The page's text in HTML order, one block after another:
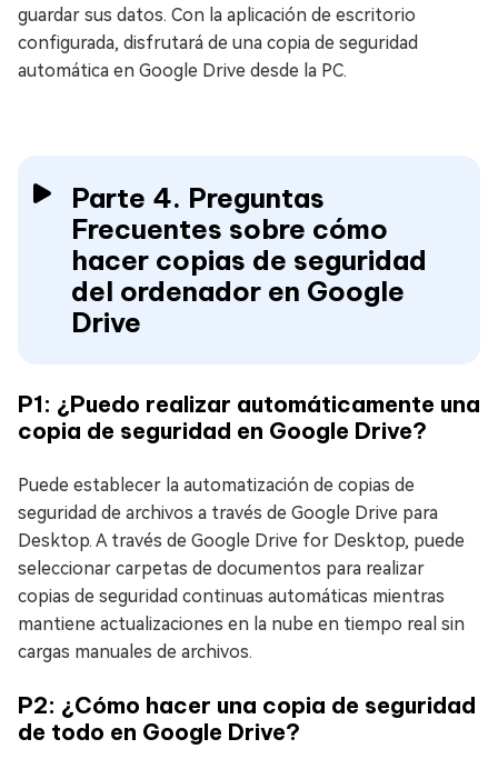
guardar sus datos. Con la aplicación de escritorio
configurada, disfrutará de una copia de seguridad
automática en Google Drive desde la PC.
Parte 4. Preguntas
Frecuentes sobre cómo
hacer copias de seguridad
del ordenador en Google
Drive
P1: ¿Puedo realizar automáticamente una
copia de seguridad en Google Drive?
Puede establecer la automatización de copias de
seguridad de archivos a través de Google Drive para
Desktop. A través de Google Drive for Desktop, puede
seleccionar carpetas de documentos para realizar
copias de seguridad continuas automáticas mientras
mantiene actualizaciones en la nube en tiempo real sin
cargas manuales de archivos.
P2: ¿Cómo hacer una copia de seguridad
de todo en Google Drive?